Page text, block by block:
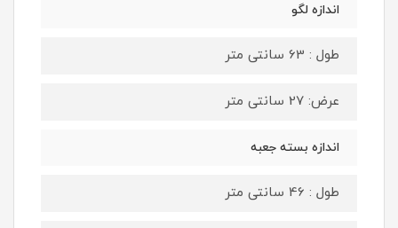
اندازه لگو
طول : 63 سانتی متر
عرض: 27 سانتی متر
اندازه بسته جعبه
طول : 46 سانتی متر